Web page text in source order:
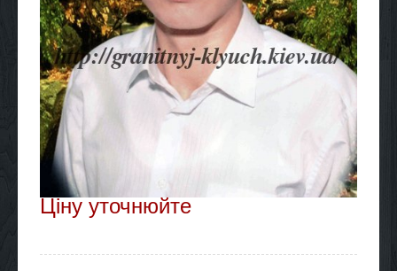
Ціну уточнюйте